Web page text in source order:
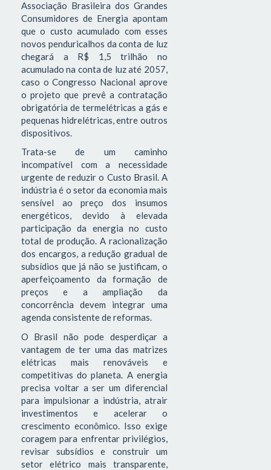
Associação Brasileira dos Grandes
Consumidores de Energia apontam
que o custo acumulado com esses
novos penduricalhos da conta de luz
chegará a R$ 1,5 trilhão no
acumulado na conta de luz até 2057,
caso o Congresso Nacional aprove
o projeto que prevê a contratação
obrigatória de termelétricas a gás e
pequenas hidrelétricas, entre outros
dispositivos.
Trata-se de um caminho
incompatível com a necessidade
urgente de reduzir o Custo Brasil. A
indústria é o setor da economia mais
sensível ao preço dos insumos
energéticos, devido à elevada
participação da energia no custo
total de produção. A racionalização
dos encargos, a redução gradual de
subsídios que já não se justificam, o
aperfeiçoamento da formação de
preços e a ampliação da
concorrência devem integrar uma
agenda consistente de reformas.
O Brasil não pode desperdiçar a
vantagem de ter uma das matrizes
elétricas mais renováveis e
competitivas do planeta. A energia
precisa voltar a ser um diferencial
para impulsionar a indústria, atrair
investimentos e acelerar o
crescimento econômico. Isso exige
coragem para enfrentar privilégios,
revisar subsídios e construir um
setor elétrico mais transparente,